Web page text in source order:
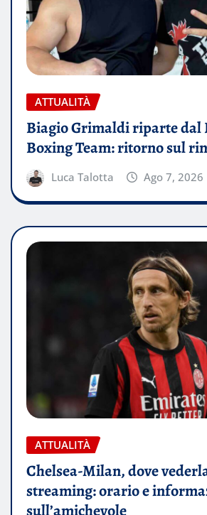
ATTUALITÀ
Biagio Grimaldi riparte dal
Boxing Team: ritorno sul
Luca Talotta Ago 7, 2026
ATTUALITÀ
Chelsea-Milan, dove
streaming: orario e
sull’amichevole